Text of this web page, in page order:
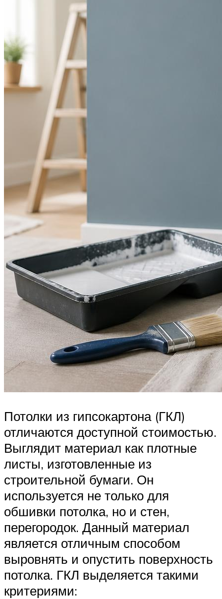
Потолки из гипсокартона (ГКЛ)
отличаются доступной стоимостью.
Выглядит материал как плотные
листы, изготовленные из
строительной бумаги. Он
используется не только для
обшивки потолка, но и стен,
перегородок. Данный материал
является отличным способом
выровнять и опустить поверхность
потолка. ГКЛ выделяется такими
критериями: